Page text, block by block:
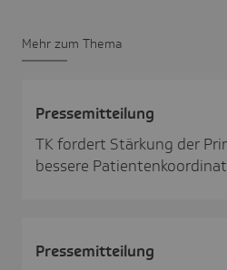
Mehr zum Thema
Pres­se­mit­tei­lung
TK fordert Stärkung der
bessere
Pres­se­mit­tei­lung